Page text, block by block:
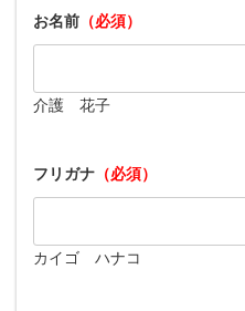
お名前 （必須）
介護 花子
フリガナ （必須）
カイゴ ハナコ